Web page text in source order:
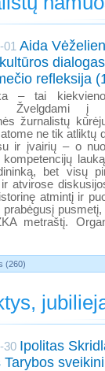
Aida
refleksija
– tai
Žvelgdami į
žurnalistų
ne tik atliktų
ir įvairių – o
kompetencijų
bet visų
atvirose
atmintį ir
prabėgusį
metraštį.
(260)
30 Ipolitas
Tarybos